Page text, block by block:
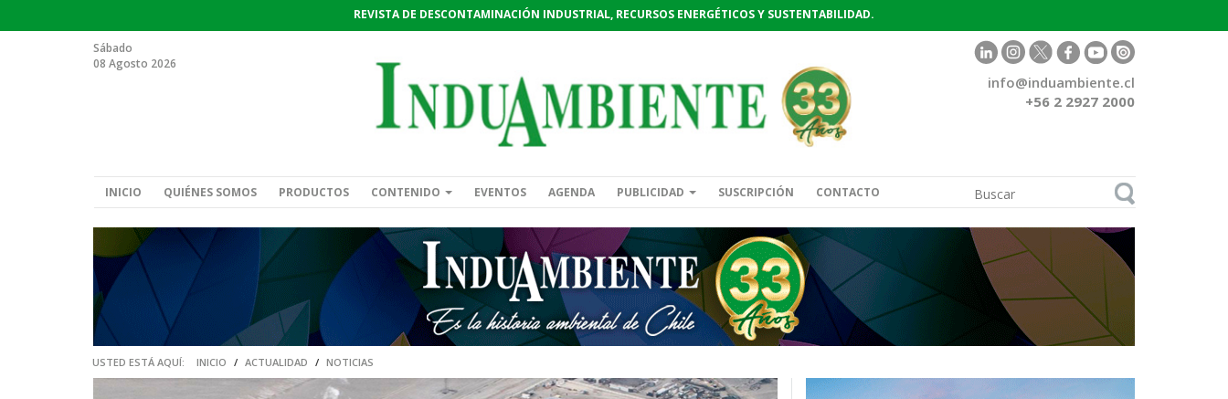
REVISTA DE DESCONTAMINACIÓN INDUSTRIAL, RECURSOS ENERGÉTICOS Y SUSTENTABILIDAD.
Sábado
08 Agosto 2026
info@induambiente.cl
+56 2 2927 2000
INICIO QUIÉNES SOMOS PRODUCTOS CONTENIDO EVENTOS AGENDA PUBLICIDAD SUSCRIPCIÓN CONTACTO
USTED ESTÁ AQUÍ: INICIO / ACTUALIDAD / NOTICIAS